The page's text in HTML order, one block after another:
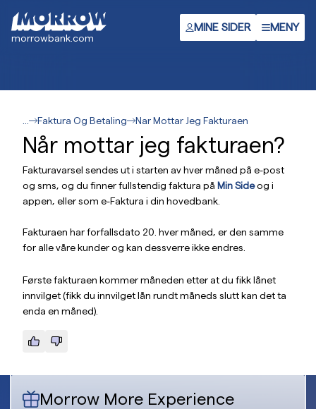
hovedinnhold
morrowbank.com
MINE SIDER MENY
Faktura Og Betaling Nar Mottar Jeg Fakturaen
Når mottar jeg fakturaen?
Fakturavarsel sendes ut i starten av hver måned på e-post
og sms, og du finner fullstendig faktura på Min Sideog i
appen, eller som e-Faktura i din hovedbank.
Fakturaen har forfallsdato 20. hver måned, er den samme
for alle våre kunder og kan dessverre ikke endres.
Første fakturaen kommer måneden etter at du fikk lånet
innvilget (fikk du innvilget lån rundt måneds slutt kan det ta
enda en måned).
Morrow More Experience